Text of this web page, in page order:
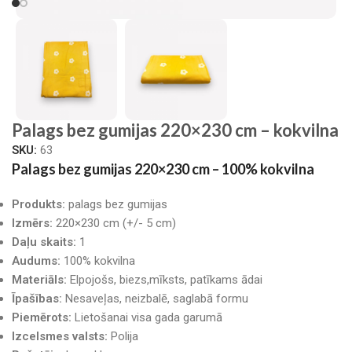
Palags bez gumijas 220×230 cm – kokvilna
SKU: 63
Palags bez gumijas 220×230 cm – 100% kokvilna
Produkts: palags bez gumijas
Izmērs: 220×230 cm (+/- 5 cm)
Daļu skaits: 1
Audums: 100% kokvilna
Materiāls: Elpojošs, biezs,mīksts, patīkams ādai
Īpašības: Nesaveļas, neizbalē, saglabā formu
Piemērots: Lietošanai visa gada garumā
Izcelsmes valsts: Polija